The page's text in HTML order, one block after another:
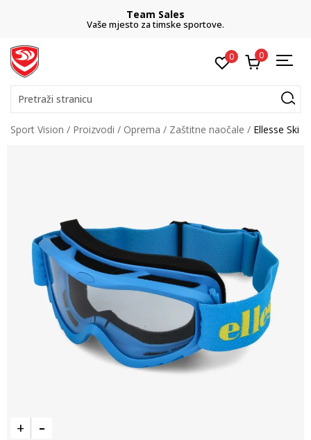
Team Sales
Vaše mjesto za timske sportove.
0 0
Pretraži stranicu
Sport Vision Proizvodi Oprema Zaštitne naočale Ellesse Ski